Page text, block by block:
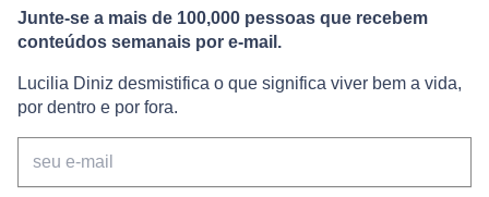
Junte-se a mais de 100,000 pessoas que recebem
conteúdos semanais por e-mail.
Lucilia Diniz desmistifica o que significa viver bem a vida,
por dentro e por fora.